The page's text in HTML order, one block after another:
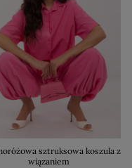
sztruksowa koszula z
wiązaniem